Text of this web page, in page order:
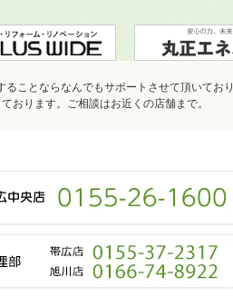
ことならなんでもサポートさせて頂いており
おります。ご相談はお近くの店舗まで。